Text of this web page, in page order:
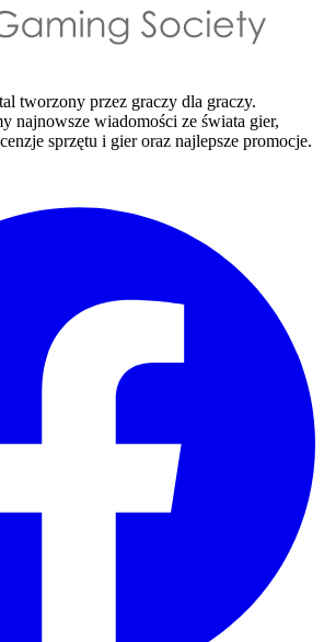
tworzony przez graczy dla graczy.
najnowsze wiadomości ze świata gier,
sprzętu i gier oraz najlepsze promocje.